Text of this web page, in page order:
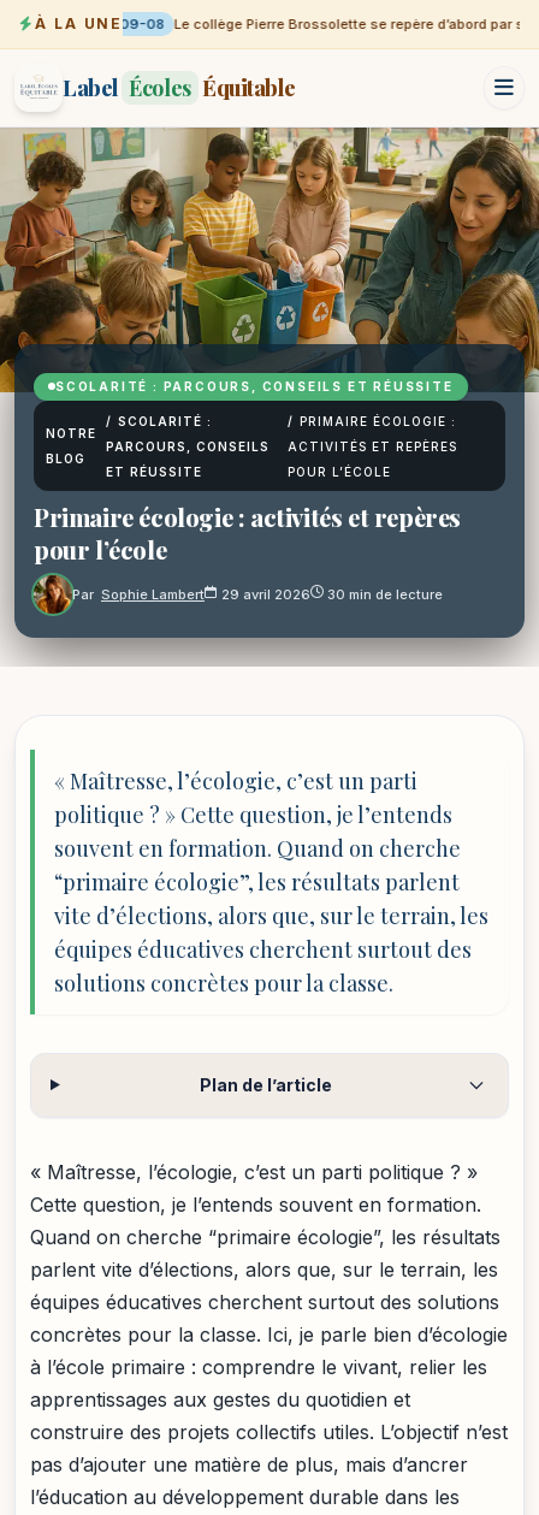
À LA UNE09-08 Le collège Pierre Brossolette se repère d’abord par sa
Label Écoles Équitable
SCOLARITÉ : PARCOURS, CONSEILS ET RÉUSSITE
NOTRE
BLOG
/ SCOLARITÉ :
PARCOURS, CONSEILS
ET RÉUSSITE
/ PRIMAIRE ÉCOLOGIE :
ACTIVITÉS ET REPÈRES
POUR L’ÉCOLE
Primaire écologie : activités et repères
pour l’école
Par Sophie Lambert 29 avril 2026 30 min de lecture
« Maîtresse, l’écologie, c’est un parti
politique ? » Cette question, je l’entends
souvent en formation. Quand on cherche
“primaire écologie”, les résultats parlent
vite d’élections, alors que, sur le terrain, les
équipes éducatives cherchent surtout des
solutions concrètes pour la classe.
Plan de l’article
« Maîtresse, l’écologie, c’est un parti politique ? »
Cette question, je l’entends souvent en formation.
Quand on cherche “primaire écologie”, les résultats
parlent vite d’élections, alors que, sur le terrain, les
équipes éducatives cherchent surtout des solutions
concrètes pour la classe. Ici, je parle bien d’écologie
à l’école primaire : comprendre le vivant, relier les
apprentissages aux gestes du quotidien et
construire des projets collectifs utiles. L’objectif n’est
pas d’ajouter une matière de plus, mais d’ancrer
l’éducation au développement durable dans les